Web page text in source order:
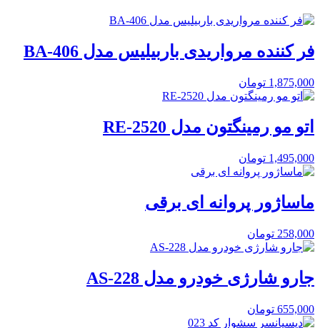
فر کننده مرواریدی باربیلیس مدل BA-406
1,875,000 تومان
اتو مو رمینگتون مدل RE-2520
1,495,000 تومان
ماساژور پروانه ای برقی
258,000 تومان
جارو شارژی خودرو مدل AS-228
655,000 تومان